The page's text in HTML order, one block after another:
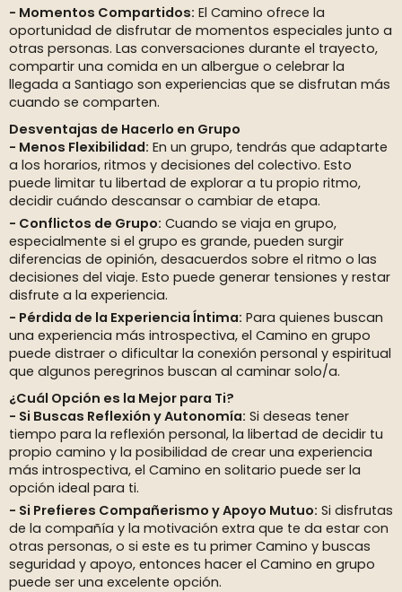
Momentos Compartidos: El Camino ofrece la
oportunidad de disfrutar de momentos especiales junto a
otras personas. Las conversaciones durante el trayecto,
compartir una comida en un albergue o celebrar la
llegada a Santiago son experiencias que se disfrutan más
cuando se comparten.
Desventajas de Hacerlo en Grupo
Menos Flexibilidad: En un grupo, tendrás que adaptarte
a los horarios, ritmos y decisiones del colectivo. Esto
puede limitar tu libertad de explorar a tu propio ritmo,
decidir cuándo descansar o cambiar de etapa.
Conflictos de Grupo: Cuando se viaja en grupo,
especialmente si el grupo es grande, pueden surgir
diferencias de opinión, desacuerdos sobre el ritmo o las
decisiones del viaje. Esto puede generar tensiones y restar
disfrute a la experiencia.
Pérdida de la Experiencia Íntima: Para quienes buscan
una experiencia más introspectiva, el Camino en grupo
puede distraer o dificultar la conexión personal y espiritual
que algunos peregrinos buscan al caminar solo/a.
¿Cuál Opción es la Mejor para Ti?
Si Buscas Reflexión y Autonomía: Si deseas tener
tiempo para la reflexión personal, la libertad de decidir tu
propio camino y la posibilidad de crear una experiencia
más introspectiva, el Camino en solitario puede ser la
opción ideal para ti.
Si Prefieres Compañerismo y Apoyo Mutuo: Si disfrutas
de la compañía y la motivación extra que te da estar con
otras personas, o si este es tu primer Camino y buscas
seguridad y apoyo, entonces hacer el Camino en grupo
puede ser una excelente opción.